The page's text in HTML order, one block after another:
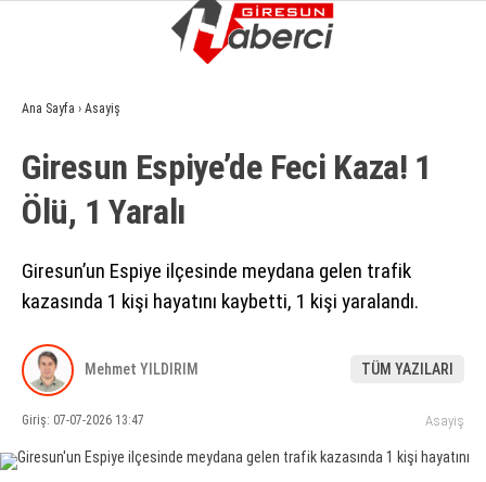
GÜNDEM
EKONOMI
SIYASET
ASAYIŞ
SPOR
YAŞAM
Ana Sayfa › Asayiş
Giresun Espiye’de Feci Kaza! 1
Ölü, 1 Yaralı
Giresun’un Espiye ilçesinde meydana gelen trafik
kazasında 1 kişi hayatını kaybetti, 1 kişi yaralandı.
Mehmet YILDIRIM TÜM YAZILARI
Giriş: 07-07-2026 13:47 Asayiş